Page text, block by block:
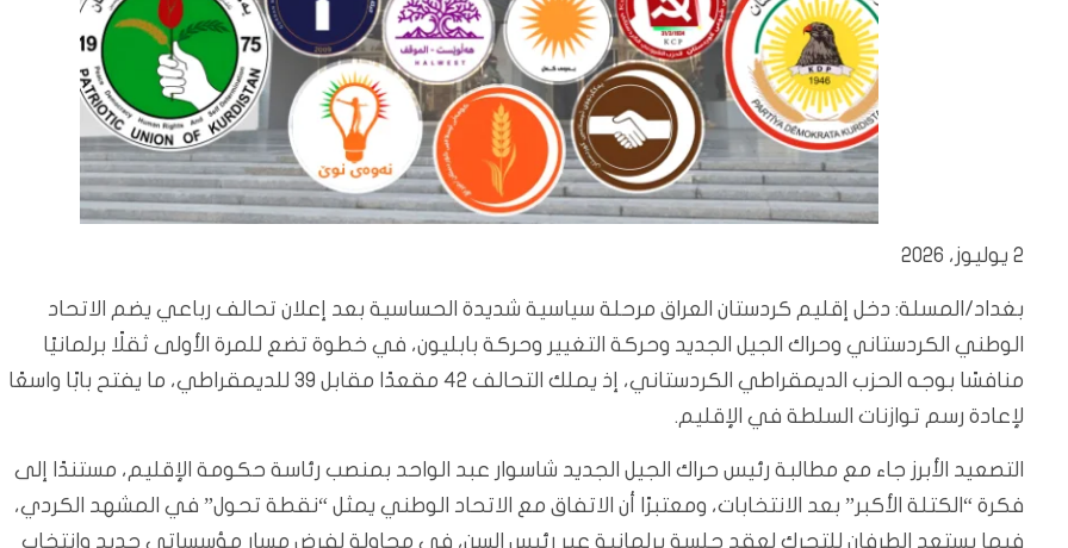
2 يوليوز، 2026
بغداد/المسلة: دخل إقليم كردستان العراق مرحلة سياسية شديدة الحساسية بعد إعلان تحالف رباعي يضم الاتحاد
الوطني الكردستاني وحراك الجيل الجديد وحركة التغيير وحركة بابليون، في خطوة تضع للمرة الأولى ثقلًا برلمانيًا
منافسًا بوجه الحزب الديمقراطي الكردستاني، إذ يملك التحالف 42 مقعدًا مقابل 39 للديمقراطي، ما يفتح بابًا واسعًا
لإعادة رسم توازنات السلطة في الإقليم.
التصعيد الأبرز جاء مع مطالبة رئيس حراك الجيل الجديد شاسوار عبد الواحد بمنصب رئاسة حكومة الإقليم، مستندًا إلى
فكرة “الكتلة الأكبر” بعد الانتخابات، ومعتبرًا أن الاتفاق مع الاتحاد الوطني يمثل “نقطة تحول” في المشهد الكردي،
فيما يستعد الطرفان للتحرك لعقد جلسة برلمانية عبر رئيس السن، في محاولة لفرض مسار مؤسساتي جديد وانتخاب